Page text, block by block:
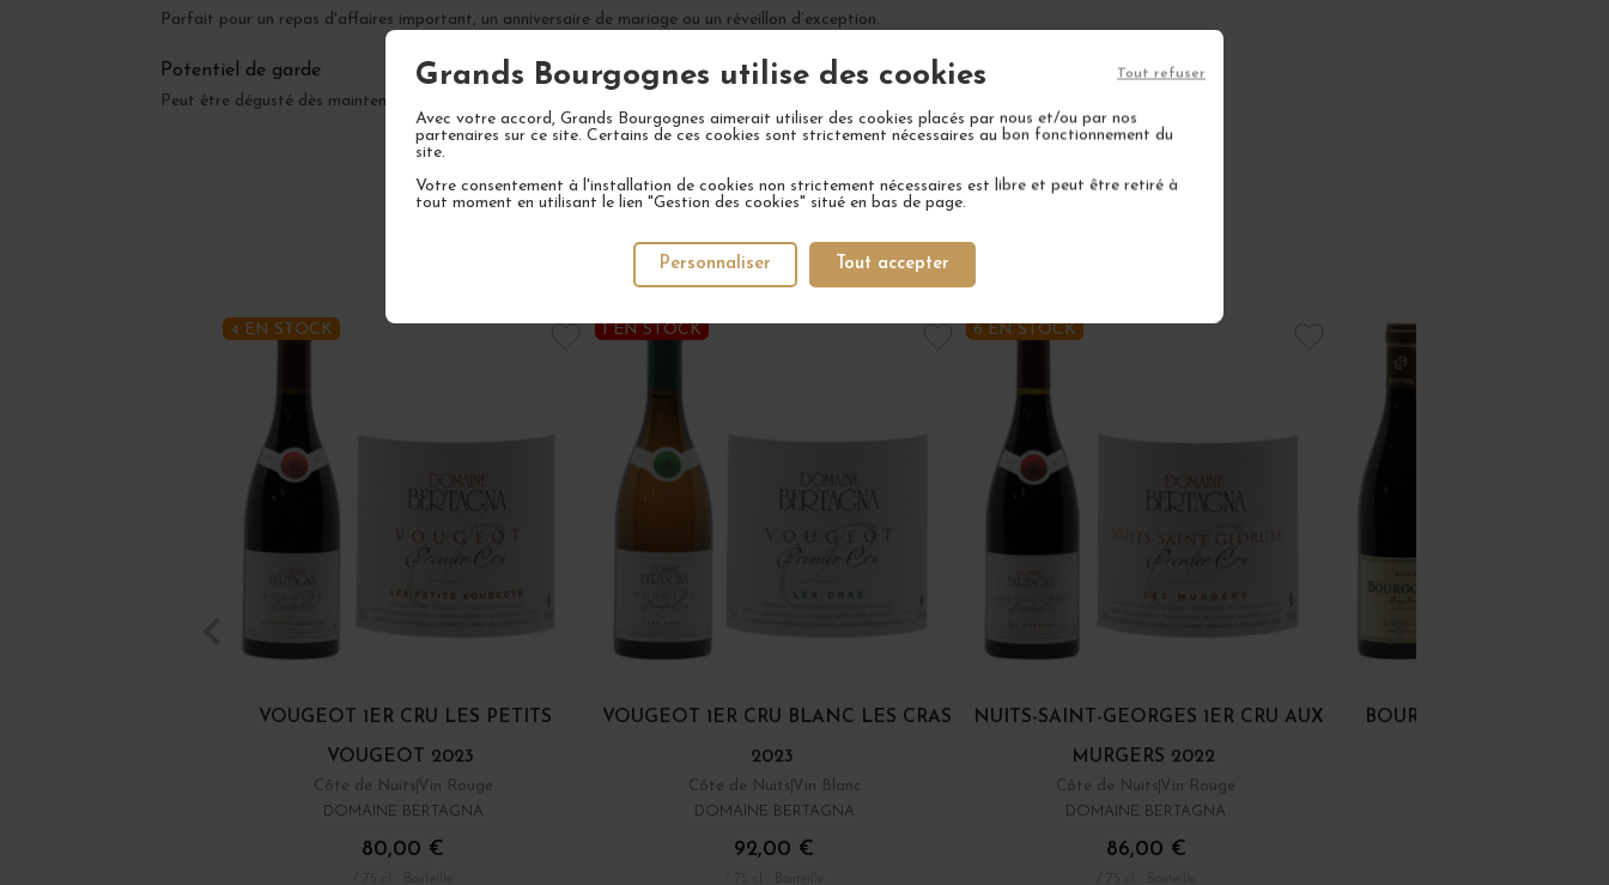
Grands Bourgognes utilise des cookies
Avec votre accord, Grands Bourgognes aimerait utiliser des cookies placés par nous et/ou par nos
partenaires sur ce site. Certains de ces cookies sont strictement nécessaires au bon fonctionnement du
site.
Votre consentement à l'installation de cookies non strictement nécessaires est libre et peut être retiré à
tout moment en utilisant le lien "Gestion des cookies" situé en bas de page.
Tout accepter
Tout refuser
Personnaliser
Parfait pour un repas d'affaires important, un anniversaire de mariage ou un réveillon d’exception.
Potentiel de garde
Peut être dégusté dès maintenant mais gagnera en complexité entre 2026 et 2035.
VOTRE PROCHAIN COUP DE COEUR
4 EN STOCK
VOUGEOT 1ER CRU LES PETITS
VOUGEOT 2023
Côte de Nuits Vin Rouge
DOMAINE BERTAGNA
80,00 €
1 EN STOCK
VOUGEOT 1ER CRU BLANC LES CRAS
2023
Côte de Nuits Vin Blanc
DOMAINE BERTAGNA
92,00 €
6 EN STOCK
NUITS-SAINT-GEORGES 1ER CRU AUX
MURGERS 2022
Côte de Nuits Vin Rouge
DOMAINE BERTAGNA
86,00 €
BOURGOGNE PINOT